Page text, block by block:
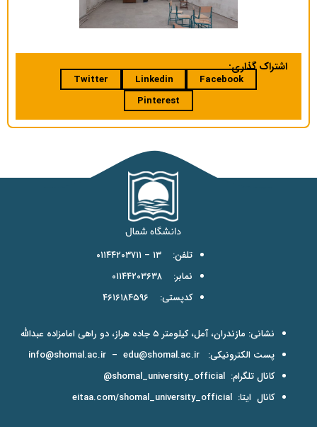
اشتراک گذاری:
Facebook
Linkedin
Twitter
Pinterest
تلفن: ۱۳ – ۰۱۱۴۴۲۰۳۷۱۱
نمابر: ۰۱۱۴۴۲۰۳۶۳۸
کدپستی: ۴۶۱۶۱۸۴۵۹۶
نشانی: مازندران، آمل، کیلومتر ۵ جاده هراز، دو راهی امامزاده عبدالله
پست الکترونیکی:
info@shomal.ac.ir – edu@shomal.ac.ir
کانال تلگرام: shomal_university_official@
کانال ایتا: eitaa.com/shomal_university_official